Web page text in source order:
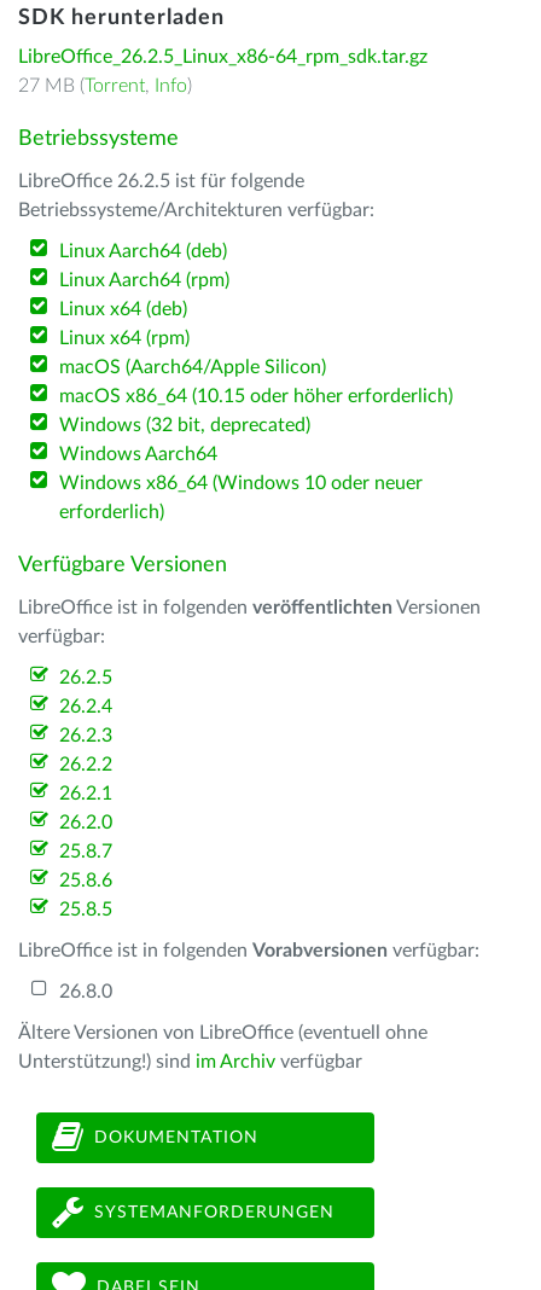
SDK herunterladen
LibreOffice_26.2.5_Linux_x86-64_rpm_sdk.tar.gz
27 MB (Torrent, Info)
Betriebssysteme
LibreOffice 26.2.5 ist für folgende
Betriebssysteme/Architekturen verfügbar:
Linux Aarch64 (deb)
Linux Aarch64 (rpm)
Linux x64 (deb)
Linux x64 (rpm)
macOS (Aarch64/Apple Silicon)
macOS x86_64 (10.15 oder höher erforderlich)
Windows (32 bit, deprecated)
Windows Aarch64
Windows x86_64 (Windows 10 oder neuer
erforderlich)
Verfügbare Versionen
LibreOffice ist in folgenden veröffentlichten Versionen
verfügbar:
26.2.5
26.2.4
26.2.3
26.2.2
26.2.1
26.2.0
25.8.7
25.8.6
25.8.5
LibreOffice ist in folgenden Vorabversionen verfügbar:
26.8.0
Ältere Versionen von LibreOffice (eventuell ohne
Unterstützung!) sind im Archiv verfügbar
DOKUMENTATION
SYSTEMANFORDERUNGEN